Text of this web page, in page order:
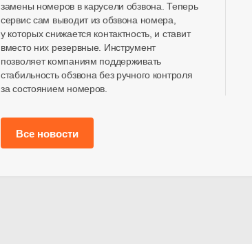
замены номеров в карусели обзвона. Теперь
сервис сам выводит из обзвона номера,
у которых снижается контактность, и ставит
вместо них резервные. Инструмент
позволяет компаниям поддерживать
стабильность обзвона без ручного контроля
за состоянием номеров.
Все новости